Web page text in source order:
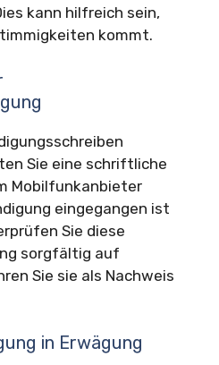
kann hilfreich sein,
kommt.
Sie eine schriftliche
Mobilfunkanbieter
eingegangen ist
Sie diese
sorgfältig auf
Sie sie als Nachweis
in Erwägung